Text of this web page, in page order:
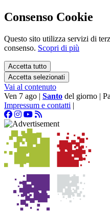
Consenso Cookie
Questo sito utilizza servizi di
consenso. Scopri di più
Accetta tutto
Accetta selezionati
Vai al contenuto
Ven 7 ago | Santo del giorno |
Impressum e contatti |